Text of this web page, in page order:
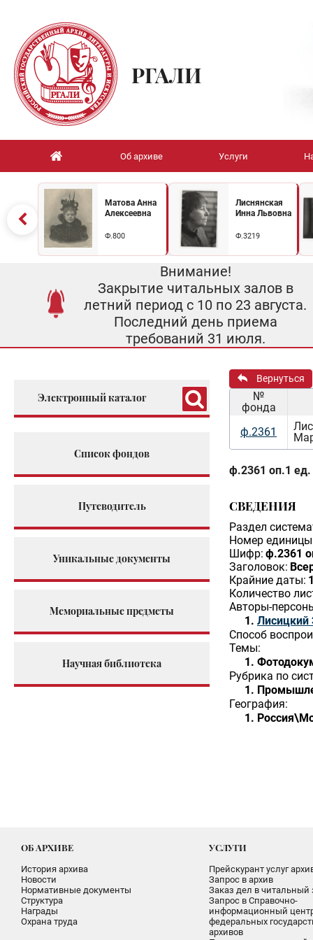
РГАЛИ
Об архиве Услуги
Матова Анна
Алексеевна
Ф.800
Лиснянская
Инна Львовна
Ф.3219
Внимание!
Закрытие читальных залов в
летний период с 10 по 23 августа.
Последний день приема
требований 31 июля.
Электронный каталог
Список фондов
Путеводитель
Уникальные документы
Мемориальные предметы
Научная библиотека
Вернуться
№
фонда
ф.2361
ф.2361 оп.1 ед.
СВЕДЕНИЯ
Раздел
Номер единицы
Шифр: ф.2361
Заголовок:
Крайние даты:
Количество
Авторы-
Лисицкий
Способ
Темы:
Рубрика по
География:
ОБ АРХИВЕ
История архива
Новости
Нормативные документы
Структура
Награды
Охрана труда
УСЛУГИ
Прейскурант услуг
Запрос в архив
Заказ дел в читальный
Запрос в Справочно-
информационный
федеральных
архивов